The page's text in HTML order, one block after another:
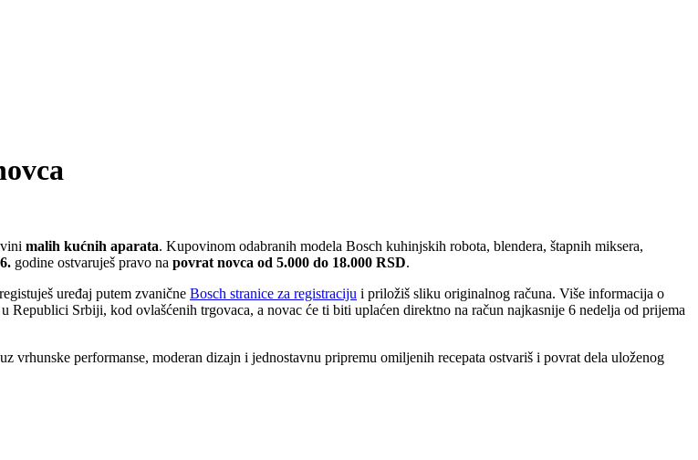
malih kućnih aparata. Kupovinom odabranih modela Bosch kuhinjskih robota, blendera, štapnih miksera,
godine ostvaruješ pravo na povrat novca od 5.000 do 18.000 RSD.
uređaj putem zvanične Bosch stranice za registraciju i priložiš sliku originalnog računa. Više informacija o
Republici Srbiji, kod ovlašćenih trgovaca, a novac će ti biti uplaćen direktno na račun najkasnije 6 nedelja od prijema
performanse, moderan dizajn i jednostavnu pripremu omiljenih recepata ostvariš i povrat dela uloženog